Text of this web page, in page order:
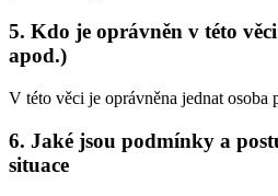
5. Kdo je oprávněn v této
apod.)
V této věci je oprávněna jednat osoba
6. Jaké jsou podmínky a
situace